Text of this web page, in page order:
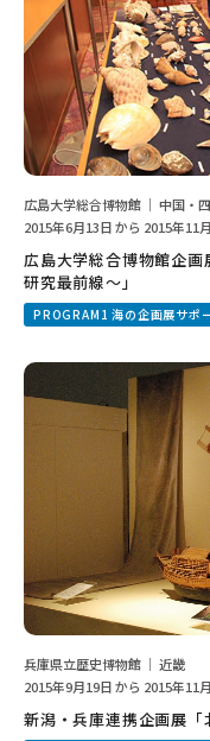
広島大学総合博物館 ｜ 中国・
2015年6月13日 から 2015年11
広島大学総合博物館企
研究最前線～」
PROGRAM1 海の企画展サポ
兵庫県立歴史博物館 ｜ 近畿
2015年9月19日 から 2015年11
新潟・兵庫連携企画展「